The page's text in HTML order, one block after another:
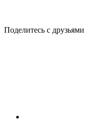
Поделитесь с друзьями